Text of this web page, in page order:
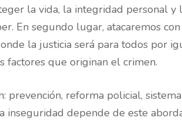
la vida, la integridad personal y
En segundo lugar, atacaremos
la justicia será para todos por
que originan el crimen.
reforma policial,
depende de este